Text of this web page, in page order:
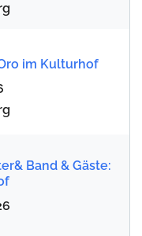
im Kulturhof
Band & Gäste: